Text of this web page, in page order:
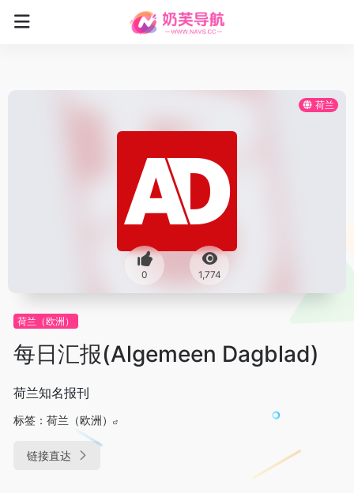
荷兰
0 1,774
荷兰（欧洲）
每日汇报(Algemeen Dagblad)
荷兰知名报刊
标签： 荷兰（欧洲）
链接直达